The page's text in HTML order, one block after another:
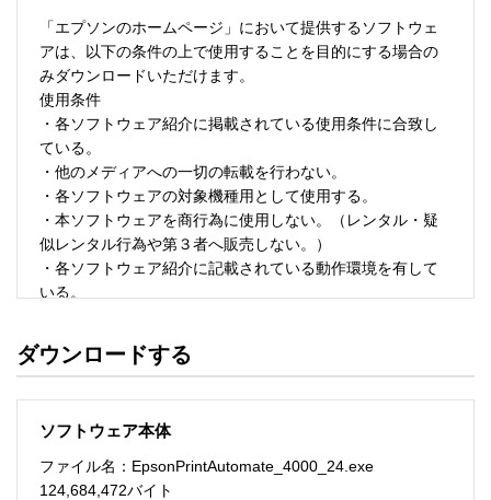
「エプソンのホームページ」において提供するソフトウェ
アは、以下の条件の上で使用することを目的にする場合の
みダウンロードいただけます。
使用条件
・各ソフトウェア紹介に掲載されている使用条件に合致し
ている。
・他のメディアへの一切の転載を行わない。
・各ソフトウェアの対象機種用として使用する。
・本ソフトウェアを商行為に使用しない。（レンタル・疑
似レンタル行為や第３者へ販売しない。）
・各ソフトウェア紹介に記載されている動作環境を有して
いる。
・ソフトウェアを改変、またはリバースエンジニアリング
ソフトウェアのサポート
・本サーバでは、ユーザーサポートは行いません。搭載ソ
ダウンロードする
ソフトウェア本体
ファイル名：EpsonPrintAutomate_4000_24.exe
124,684,472バイト